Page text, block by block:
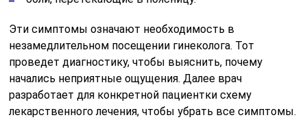
Эти симптомы означают необходимость в
незамедлительном посещении гинеколога. Тот
проведет диагностику, чтобы выяснить, почему
начались неприятные ощущения. Далее врач
разработает для конкретной пациентки схему
лекарственного лечения, чтобы убрать все симптомы.